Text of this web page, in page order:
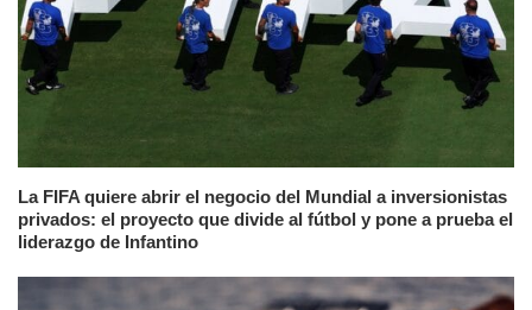
La FIFA quiere abrir el negocio del Mundial a inversionistas
privados: el proyecto que divide al fútbol y pone a prueba el
liderazgo de Infantino